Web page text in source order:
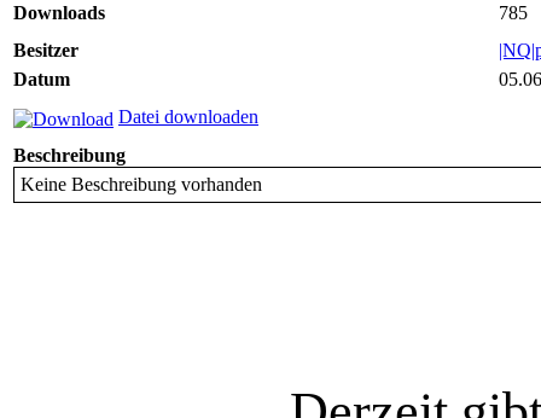
Downloads
785
Besitzer
Datum
Datei downloaden
Beschreibung
Keine Beschreibung vorhanden